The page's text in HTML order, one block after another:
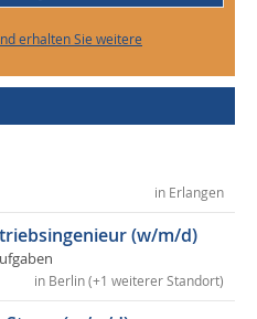
erhalten Sie weitere
in Erlangen
(w/m/d)
in Berlin (+1 weiterer Standort)